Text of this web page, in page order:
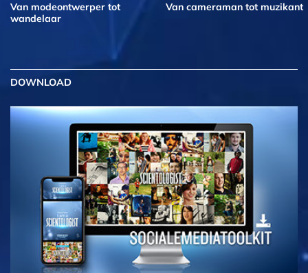
Van modeontwerper tot
wandelaar
Van cameraman tot muzikant
DOWNLOAD